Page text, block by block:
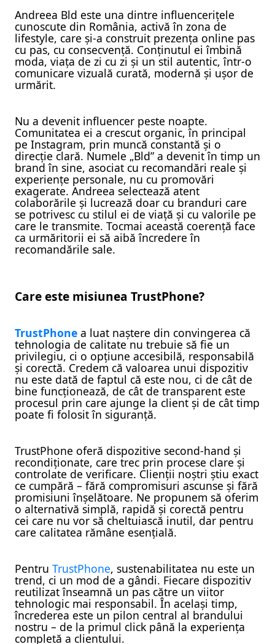
Andreea Bld este una dintre influencerițele
cunoscute din România, activă în zona de
lifestyle, care și-a construit prezența online pas
cu pas, cu consecvență. Conținutul ei îmbină
moda, viața de zi cu zi și un stil autentic, într-o
comunicare vizuală curată, modernă și ușor de
urmărit.
Nu a devenit influencer peste noapte.
Comunitatea ei a crescut organic, în principal
pe Instagram, prin muncă constantă și o
direcție clară. Numele „Bld” a devenit în timp un
brand în sine, asociat cu recomandări reale și
experiențe personale, nu cu promovări
exagerate. Andreea selectează atent
colaborările și lucrează doar cu branduri care
se potrivesc cu stilul ei de viață și cu valorile pe
care le transmite. Tocmai această coerență face
ca urmăritorii ei să aibă încredere în
recomandările sale.
Care este misiunea TrustPhone?
TrustPhone a luat naștere din convingerea că
tehnologia de calitate nu trebuie să fie un
privilegiu, ci o opțiune accesibilă, responsabilă
și corectă. Credem că valoarea unui dispozitiv
nu este dată de faptul că este nou, ci de cât de
bine funcționează, de cât de transparent este
procesul prin care ajunge la client și de cât timp
poate fi folosit în siguranță.
TrustPhone oferă dispozitive second-hand și
recondiționate, care trec prin procese clare și
controlate de verificare. Clienții noștri știu exact
ce cumpără – fără compromisuri ascunse și fără
promisiuni înșelătoare. Ne propunem să oferim
o alternativă simplă, rapidă și corectă pentru
cei care nu vor să cheltuiască inutil, dar pentru
care calitatea rămâne esențială.
Pentru TrustPhone, sustenabilitatea nu este un
trend, ci un mod de a gândi. Fiecare dispozitiv
reutilizat înseamnă un pas către un viitor
tehnologic mai responsabil. În același timp,
încrederea este un pilon central al brandului
nostru – de la primul click până la experiența
completă a clientului.